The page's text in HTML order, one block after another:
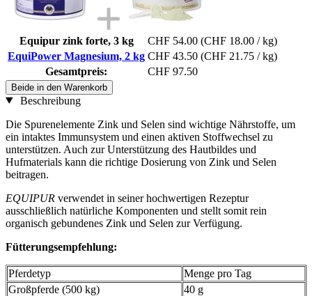
Equipur zink forte, 3 kg CHF 54.00 (CHF 18.00 / kg)
EquiPower Magnesium, 2 kg CHF 43.50 (CHF 21.75 / kg)
Gesamtpreis:
CHF 97.50
Beide in den Warenkorb
Beschreibung
Die Spurenelemente Zink und Selen sind wichtige Nährstoffe, um
ein intaktes Immunsystem und einen aktiven Stoffwechsel zu
unterstützen. Auch zur Unterstützung des Hautbildes und
Hufmaterials kann die richtige Dosierung von Zink und Selen
beitragen.
EQUIPUR verwendet in seiner hochwertigen Rezeptur
ausschließlich natürliche Komponenten und stellt somit rein
organisch gebundenes Zink und Selen zur Verfügung.
Fütterungsempfehlung:
Pferdetyp
Menge pro Tag
Großpferde (500 kg)
40 g